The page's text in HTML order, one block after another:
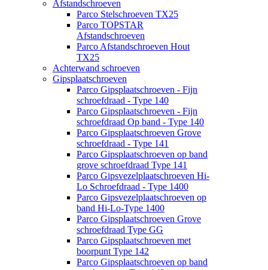
Afstandschroeven
Parco Stelschroeven TX25
Parco TOPSTAR
Afstandschroeven
Parco Afstandschroeven Hout
TX25
Achterwand schroeven
Gipsplaatschroeven
Parco Gipsplaatschroeven - Fijn
schroefdraad - Type 140
Parco Gipsplaatschroeven - Fijn
schroefdraad Op band - Type 140
Parco Gipsplaatschroeven Grove
schroefdraad - Type 141
Parco Gipsplaatschroeven op band
grove schroefdraad Type 141
Parco Gipsvezelplaatschroeven Hi-
Lo Schroefdraad - Type 1400
Parco Gipsvezelplaatschroeven op
band Hi-Lo-Type 1400
Parco Gipsplaatschroeven Grove
schroefdraad Type GG
Parco Gipsplaatschroeven met
boorpunt Type 142
Parco Gipsplaatschroeven op band